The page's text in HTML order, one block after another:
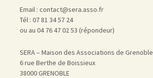
Email : contact@sera.asso.fr
Tél : 07 81 34 57 24
ou au 04 76 47 02 53 (répondeur)
SERA – Maison des Associations de Grenoble
6 rue Berthe de Boissieux
38000 GRENOBLE